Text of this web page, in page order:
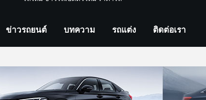
ข่าวรถยนต์ บทความ รถแต่ง ติดต่อเรา